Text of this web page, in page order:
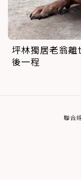
坪林獨居老翁
後一程
聯合